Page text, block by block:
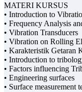
MATERI KURSUS
• Introduction to
• Frequency Analysis
• Vibration Transducers
• Vibration on Rolling
• Karakteristik Getaran
• Introduction to
• Factors influencing
• Engineering surfaces
• Surface measurement